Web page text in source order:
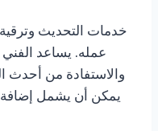
خدمات التحديث
عمله. يساعد
والاستفادة من أحدث
يمكن أن يشمل